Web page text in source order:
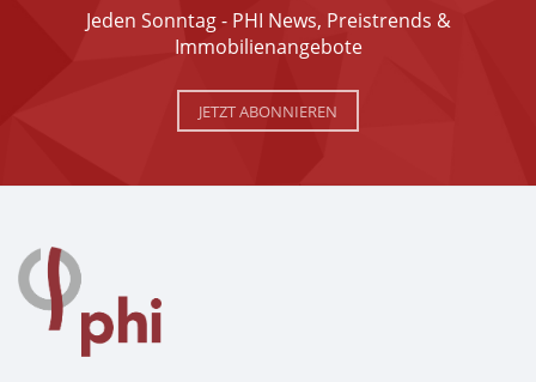
Jeden Sonntag - PHI News, Preistrends &
Immobilienangebote
JETZT ABONNIEREN